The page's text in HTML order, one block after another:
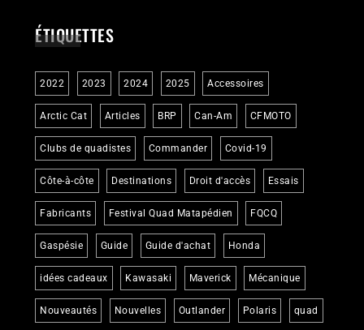
ÉTIQUETTES
2022 2023 2024 2025 Accessoires
Arctic Cat Articles BRP Can-Am CFMOTO
Clubs de quadistes Commander Covid-19
Côte-à-côte Destinations Droit d'accès Essais
Fabricants Festival Quad Matapédien FQCQ
Gaspésie Guide Guide d'achat Honda
idées cadeaux Kawasaki Maverick Mécanique
Nouveautés Nouvelles Outlander Polaris quad